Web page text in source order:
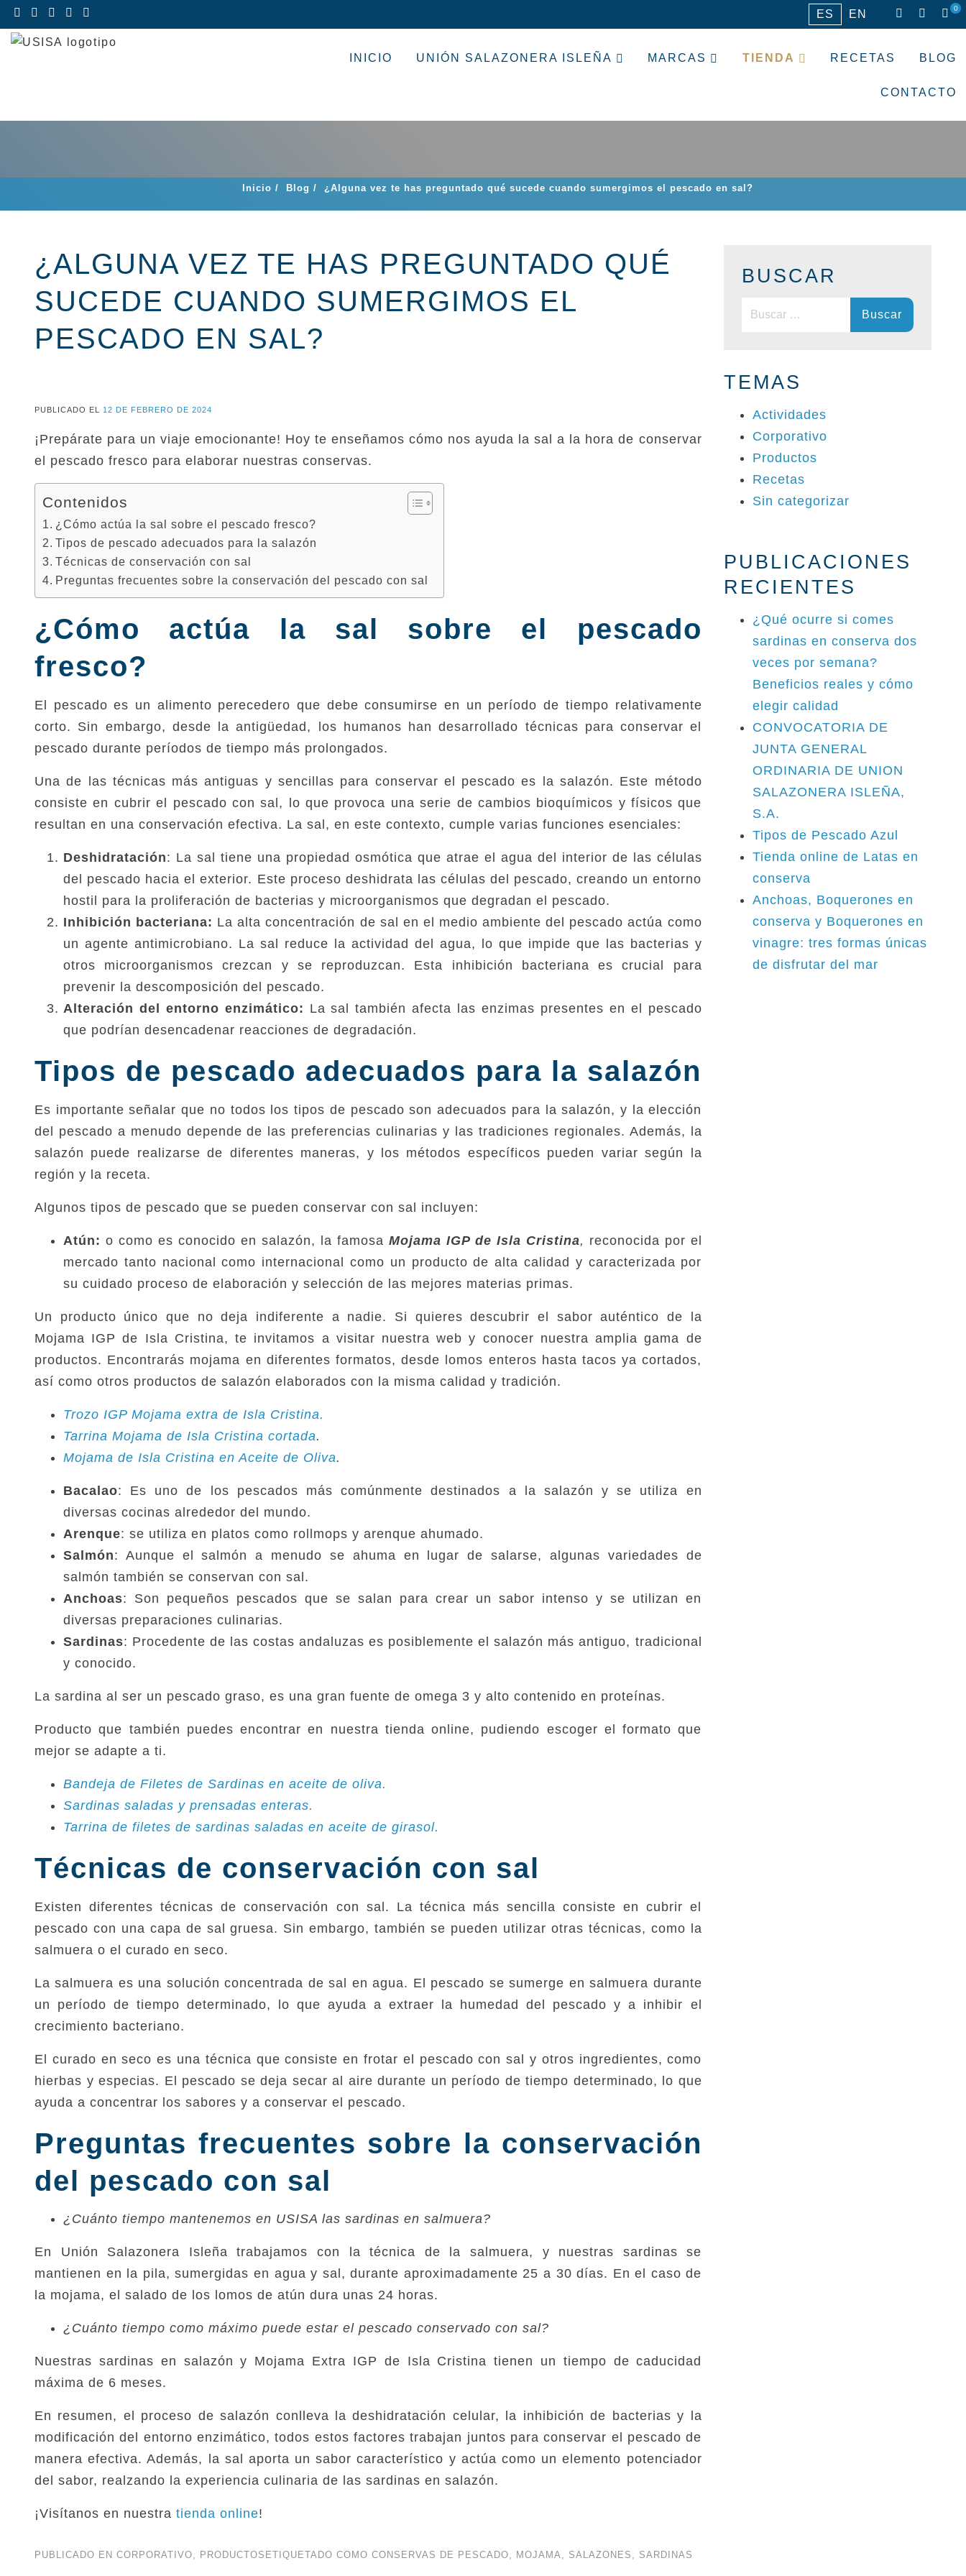
Saltar
al
ES EN 0
INICIO UNIÓN SALAZONERA ISLEÑA MARCAS TIENDA RECETAS BLOG
CONTACTO
Inicio / Blog / ¿Alguna vez te has preguntado qué sucede cuando sumergimos el pescado en sal?
¿ALGUNA VEZ TE HAS PREGUNTADO QUÉ
SUCEDE CUANDO SUMERGIMOS EL
PESCADO EN SAL?
PUBLICADO EL 12 DE FEBRERO DE 2024
¡Prepárate para un viaje emocionante! Hoy te enseñamos cómo nos ayuda la sal a la hora de conservar
el pescado fresco para elaborar nuestras conservas.
Contenidos
¿Cómo actúa la sal sobre el pescado fresco?
Tipos de pescado adecuados para la salazón
Técnicas de conservación con sal
Preguntas frecuentes sobre la conservación del pescado con sal
¿Cómo actúa la sal sobre el pescado
fresco?
El pescado es un alimento perecedero que debe consumirse en un período de tiempo relativamente
corto. Sin embargo, desde la antigüedad, los humanos han desarrollado técnicas para conservar el
pescado durante períodos de tiempo más prolongados.
Una de las técnicas más antiguas y sencillas para conservar el pescado es la salazón. Este método
consiste en cubrir el pescado con sal, lo que provoca una serie de cambios bioquímicos y físicos que
resultan en una conservación efectiva. La sal, en este contexto, cumple varias funciones esenciales:
Deshidratación: La sal tiene una propiedad osmótica que atrae el agua del interior de las células
del pescado hacia el exterior. Este proceso deshidrata las células del pescado, creando un entorno
hostil para la proliferación de bacterias y microorganismos que degradan el pescado.
Inhibición bacteriana: La alta concentración de sal en el medio ambiente del pescado actúa como
un agente antimicrobiano. La sal reduce la actividad del agua, lo que impide que las bacterias y
otros microorganismos crezcan y se reproduzcan. Esta inhibición bacteriana es crucial para
prevenir la descomposición del pescado.
Alteración del entorno enzimático: La sal también afecta las enzimas presentes en el pescado
que podrían desencadenar reacciones de degradación.
Tipos de pescado adecuados para la salazón
Es importante señalar que no todos los tipos de pescado son adecuados para la salazón, y la elección
del pescado a menudo depende de las preferencias culinarias y las tradiciones regionales. Además, la
salazón puede realizarse de diferentes maneras, y los métodos específicos pueden variar según la
región y la receta.
Algunos tipos de pescado que se pueden conservar con sal incluyen:
Atún: o como es conocido en salazón, la famosa Mojama IGP de Isla Cristina, reconocida por el
mercado tanto nacional como internacional como un producto de alta calidad y caracterizada por
su cuidado proceso de elaboración y selección de las mejores materias primas.
Un producto único que no deja indiferente a nadie. Si quieres descubrir el sabor auténtico de la
Mojama IGP de Isla Cristina, te invitamos a visitar nuestra web y conocer nuestra amplia gama de
productos. Encontrarás mojama en diferentes formatos, desde lomos enteros hasta tacos ya cortados,
así como otros productos de salazón elaborados con la misma calidad y tradición.
Trozo IGP Mojama extra de Isla Cristina.
Tarrina Mojama de Isla Cristina cortada.
Mojama de Isla Cristina en Aceite de Oliva.
Bacalao: Es uno de los pescados más comúnmente destinados a la salazón y se utiliza en
diversas cocinas alrededor del mundo.
Arenque: se utiliza en platos como rollmops y arenque ahumado.
Salmón: Aunque el salmón a menudo se ahuma en lugar de salarse, algunas variedades de
salmón también se conservan con sal.
Anchoas: Son pequeños pescados que se salan para crear un sabor intenso y se utilizan en
diversas preparaciones culinarias.
Sardinas: Procedente de las costas andaluzas es posiblemente el salazón más antiguo, tradicional
y conocido.
La sardina al ser un pescado graso, es una gran fuente de omega 3 y alto contenido en proteínas.
Producto que también puedes encontrar en nuestra tienda online, pudiendo escoger el formato que
mejor se adapte a ti.
Bandeja de Filetes de Sardinas en aceite de oliva.
Sardinas saladas y prensadas enteras.
Tarrina de filetes de sardinas saladas en aceite de girasol.
Técnicas de conservación con sal
Existen diferentes técnicas de conservación con sal. La técnica más sencilla consiste en cubrir el
pescado con una capa de sal gruesa. Sin embargo, también se pueden utilizar otras técnicas, como la
salmuera o el curado en seco.
La salmuera es una solución concentrada de sal en agua. El pescado se sumerge en salmuera durante
un período de tiempo determinado, lo que ayuda a extraer la humedad del pescado y a inhibir el
crecimiento bacteriano.
El curado en seco es una técnica que consiste en frotar el pescado con sal y otros ingredientes, como
hierbas y especias. El pescado se deja secar al aire durante un período de tiempo determinado, lo que
ayuda a concentrar los sabores y a conservar el pescado.
Preguntas frecuentes sobre la conservación
del pescado con sal
¿Cuánto tiempo mantenemos en USISA las sardinas en salmuera?
En Unión Salazonera Isleña trabajamos con la técnica de la salmuera, y nuestras sardinas se
mantienen en la pila, sumergidas en agua y sal, durante aproximadamente 25 a 30 días. En el caso de
la mojama, el salado de los lomos de atún dura unas 24 horas.
¿Cuánto tiempo como máximo puede estar el pescado conservado con sal?
Nuestras sardinas en salazón y Mojama Extra IGP de Isla Cristina tienen un tiempo de caducidad
máxima de 6 meses.
En resumen, el proceso de salazón conlleva la deshidratación celular, la inhibición de bacterias y la
modificación del entorno enzimático, todos estos factores trabajan juntos para conservar el pescado de
manera efectiva. Además, la sal aporta un sabor característico y actúa como un elemento potenciador
del sabor, realzando la experiencia culinaria de las sardinas en salazón.
¡Visítanos en nuestra tienda online!
PUBLICADO EN CORPORATIVO, PRODUCTOS ETIQUETADO COMO CONSERVAS DE PESCADO, MOJAMA, SALAZONES , SARDINAS
BUSCAR
Buscar:
TEMAS
Actividades
Corporativo
Productos
Recetas
Sin categorizar
PUBLICACIONES
RECIENTES
¿Qué ocurre si comes
sardinas en conserva dos
veces por semana?
Beneficios reales y cómo
elegir calidad
CONVOCATORIA DE
JUNTA GENERAL
ORDINARIA DE UNION
SALAZONERA ISLEÑA,
S.A.
Tipos de Pescado Azul
Tienda online de Latas en
conserva
Anchoas, Boquerones en
conserva y Boquerones en
vinagre: tres formas únicas
de disfrutar del mar